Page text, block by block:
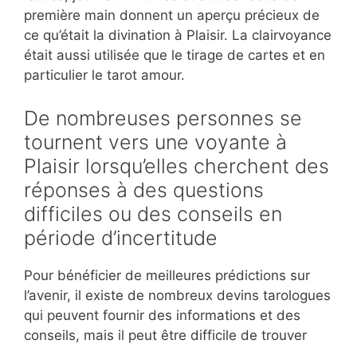
première main donnent un aperçu précieux de
ce qu’était la divination à Plaisir. La clairvoyance
était aussi utilisée que le tirage de cartes et en
particulier le tarot amour.
De nombreuses personnes se
tournent vers une voyante à
Plaisir lorsqu’elles cherchent des
réponses à des questions
difficiles ou des conseils en
période d’incertitude
Pour bénéficier de meilleures prédictions sur
l’avenir, il existe de nombreux devins tarologues
qui peuvent fournir des informations et des
conseils, mais il peut être difficile de trouver